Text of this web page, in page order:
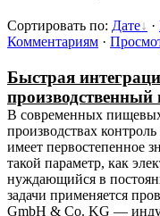
Сортировать по: Дате ·
Комментариям ·
Быстрая
производственный
В современных
производствах
имеет первостепенное
такой параметр, как
нуждающийся в
задачи применяется
GmbH & Co. KG —